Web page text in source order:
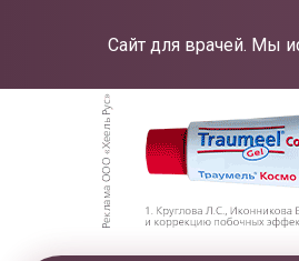
Сайт для врачей. Мы